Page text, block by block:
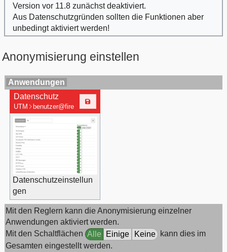
Version vor 11.8 zunächst deaktiviert.
Aus Datenschutzgründen sollten die Funktionen aber
unbedingt aktiviert werden!
Anonymisierung einstellen
Anwendungen
Datenschutz
UTM
benutzer@fire
wall.name.fqdn
Au
thentifizierung
Datenschutzeinstellun
gen
Mit den Reglern kann die Anonymisierung einzelner
Anwendungen aktiviert werden.
Mit den Schaltflächen Alle Einige Keine
kann dies im
Gesamten eingestellt werden.